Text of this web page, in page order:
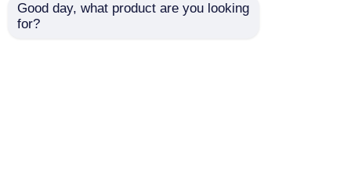
Good day, what product are you looking
for?